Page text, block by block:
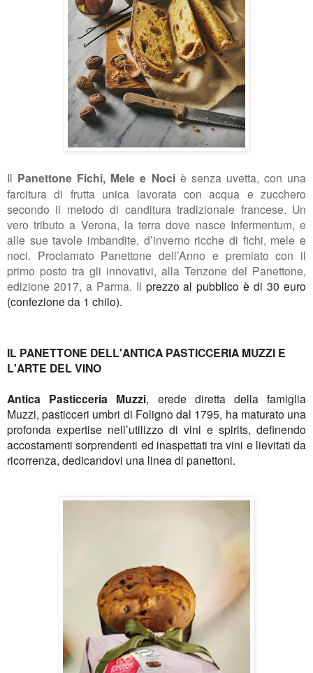
Il Panettone Fichi, Mele e Nociè senza uvetta, con una
farcitura di frutta unica lavorata con acqua e zucchero
secondo il metodo di canditura tradizionale francese. Un
vero tributo a Verona, la terra dove nasce Infermentum, e
alle sue tavole imbandite, d’inverno ricche di fichi, mele e
noci. Proclamato Panettone dell’Anno e premiato con il
primo posto tra gli innovativi, alla Tenzone del Panettone,
edizione 2017, a Parma. Il prezzo al pubblico è di 30 euro
(confezione da 1 chilo).
IL PANETTONE DELL'ANTICA PASTICCERIA MUZZI E
L'ARTE DEL VINO
Antica Pasticceria Muzzi, erede diretta della famiglia
Muzzi, pasticceri umbri di Foligno dal 1795, ha maturato una
profonda expertise nell’utilizzo di vini e spirits, definendo
accostamenti sorprendenti ed inaspettati tra vini e lievitati da
ricorrenza, dedicandovi una linea di panettoni.